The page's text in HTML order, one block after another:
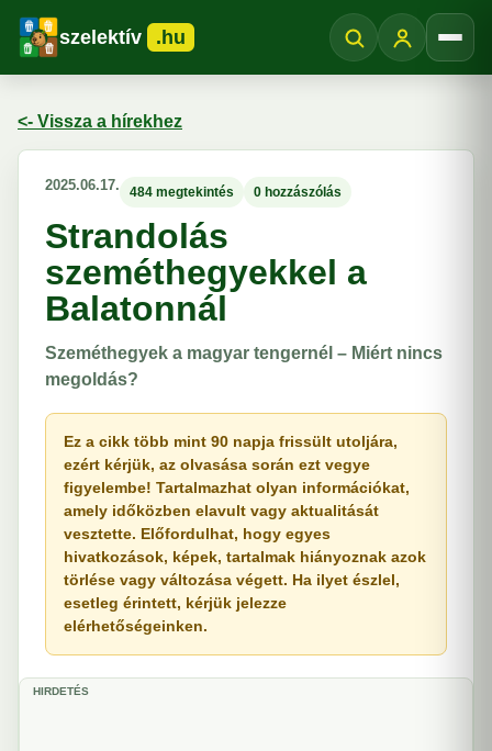
szelektív .hu
<- Vissza a hírekhez
2025.06.17. 484 megtekintés 0 hozzászólás
Strandolás
szeméthegyekkel a
Balatonnál
Szeméthegyek a magyar tengernél – Miért nincs
megoldás?
Ez a cikk több mint 90 napja frissült utoljára,
ezért kérjük, az olvasása során ezt vegye
figyelembe! Tartalmazhat olyan információkat,
amely időközben elavult vagy aktualitását
vesztette. Előfordulhat, hogy egyes
hivatkozások, képek, tartalmak hiányoznak azok
törlése vagy változása végett. Ha ilyet észlel,
esetleg érintett, kérjük jelezze
elérhetőségeinken.
HIRDETÉS